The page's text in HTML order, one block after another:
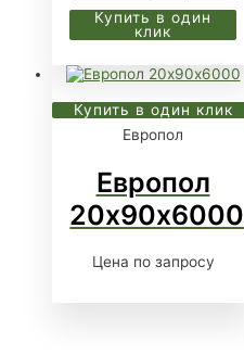
Купить в один
клик
Купить в один клик
Европол
Европол
20х90х6000
Цена по запросу